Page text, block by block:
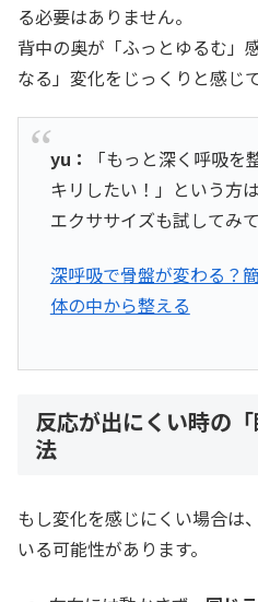
る必要はありません。
背中の奥が「ふっとゆるむ」
なる」変化をじっくりと感じ
yu：
「もっと深く呼吸を
キリしたい！」という方
エクササイズも試してみ
深呼吸で骨盤が変わる？
体の中から整える
反応が出にくい時の
法
もし変化を感じにくい場合は
いる可能性があります。